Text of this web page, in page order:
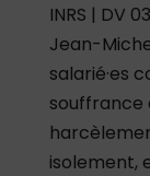
INRS | DV
Jean-
salarié·es
souffrance
isolement,